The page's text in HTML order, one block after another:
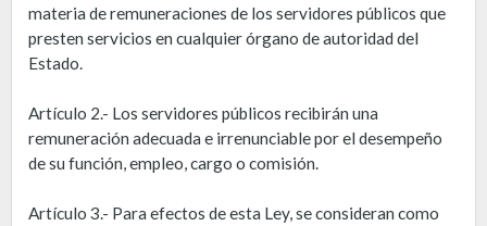
materia de remuneraciones de los servidores públicos que
presten servicios en cualquier órgano de autoridad del
Estado.
Artículo 2.- Los servidores públicos recibirán una
remuneración adecuada e irrenunciable por el desempeño
de su función, empleo, cargo o comisión.
Artículo 3.- Para efectos de esta Ley, se consideran como